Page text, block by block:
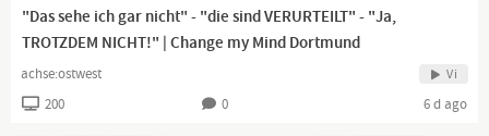
https://x.com/DigitalerC/status/2072990816193...
"Das sehe ich gar nicht" - "die sind VERURTEILT" - "Ja,
TROTZDEM NICHT!" | Change my Mind Dortmund
achse:ostwest Vi
200 0 6 d ago